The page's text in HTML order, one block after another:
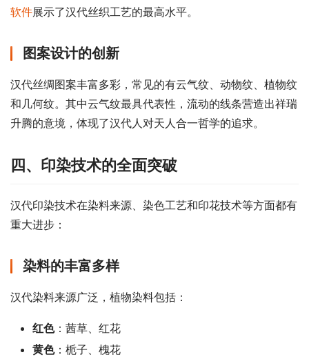
软件展示了汉代丝织工艺的最高水平。
图案设计的创新
汉代丝绸图案丰富多彩，常见的有云气纹、动物纹、植物纹
和几何纹。其中云气纹最具代表性，流动的线条营造出祥瑞
升腾的意境，体现了汉代人对天人合一哲学的追求。
四、印染技术的全面突破
汉代印染技术在染料来源、染色工艺和印花技术等方面都有
重大进步：
染料的丰富多样
汉代染料来源广泛，植物染料包括：
红色：茜草、红花
黄色：栀子、槐花